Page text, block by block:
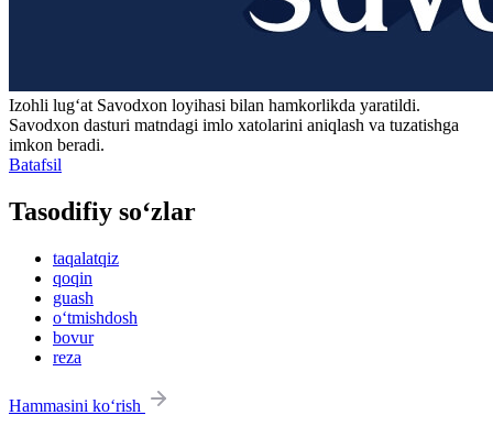
Izohli lugʻat Savodxon loyihasi bilan hamkorlikda yaratildi.
Savodxon dasturi matndagi imlo xatolarini aniqlash va tuzatishga
imkon beradi.
Batafsil
Tasodifiy so‘zlar
taqalatqiz
qoqin
guash
o‘tmishdosh
bovur
reza
Hammasini ko‘rish